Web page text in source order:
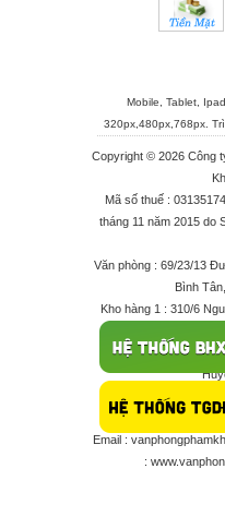
Mobile, Tablet,
320px,480px,768px.
Copyright © 2026 Công
Mã số thuế :
tháng 11 năm 2015 do
Văn phòng : 69/23/13
Bình
Kho hàng 1 : 310/6
Kho hàng 2 : 68/2X
Điện thoại : 028 625
413 - 096
Email :
: